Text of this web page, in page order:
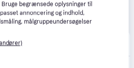
begrænsede oplysninger til
annoncering og indhold,
målgruppeundersøgelser